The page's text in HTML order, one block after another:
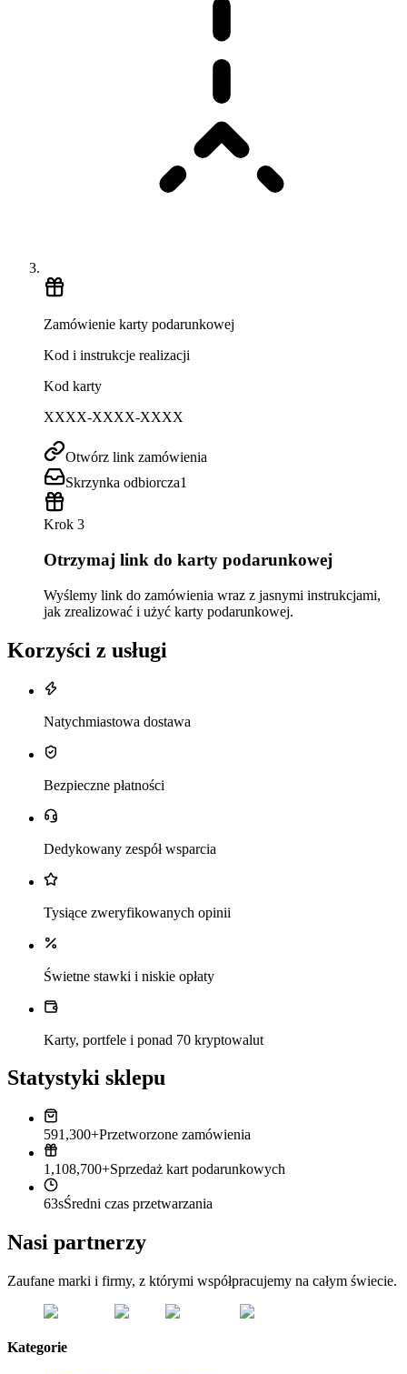
Zamówienie karty podarunkowej
Kod i instrukcje realizacji
Kod karty
XXXX-XXXX-XXXX
Otwórz link zamówienia
Skrzynka odbiorcza1
Krok 3
Otrzymaj link do karty podarunkowej
Wyślemy link do zamówienia wraz z jasnymi instrukcjami,
jak zrealizować i użyć karty podarunkowej.
Korzyści z usługi
Natychmiastowa dostawa
Bezpieczne płatności
Dedykowany zespół wsparcia
Tysiące zweryfikowanych opinii
Świetne stawki i niskie opłaty
Karty, portfele i ponad 70 kryptowalut
Statystyki sklepu
591,300+Przetworzone zamówienia
1,108,700+Sprzedaż kart podarunkowych
63sŚredni czas przetwarzania
Nasi partnerzy
Zaufane marki i firmy, z którymi współpracujemy na całym świecie.
Kategorie